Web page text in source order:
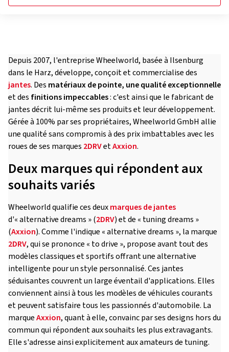
Depuis 2007, l'entreprise Wheelworld, basée à Ilsenburg
dans le Harz, développe, conçoit et commercialise des
jantes. Des matériaux de pointe, une qualité exceptionnelle
et des finitions impeccables: c'est ainsi que le fabricant de
jantes décrit lui-même ses produits et leur développement.
Gérée à 100% par ses propriétaires, Wheelworld GmbH allie
une qualité sans compromis à des prix imbattables avec les
roues de ses marques 2DRVetAxxion.
Deux marques qui répondent aux
souhaits variés
Wheelworld qualifie ces deuxmarques de jantes
d'« alternative dreams » (2DRV) et de « tuning dreams »
(Axxion). Comme l'indique « alternative dreams », la marque
2DRV, qui se prononce « to drive », propose avant tout des
modèles classiques et sportifs offrant une alternative
intelligente pour un style personnalisé. Ces jantes
séduisantes couvrent un large éventail d'applications. Elles
conviennent ainsi à tous les modèles de véhicules courants
et peuvent satisfaire tous les passionnés d'automobile. La
marqueAxxion, quant à elle, convainc par ses designs hors du
commun qui répondent aux souhaits les plus extravagants.
Elle s'adresse ainsi explicitement aux amateurs de tuning.